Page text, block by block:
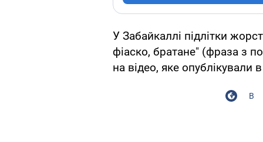
У Забайкаллі підлітки
фіаско, братане" (фраза з
на відео, яке опублікували